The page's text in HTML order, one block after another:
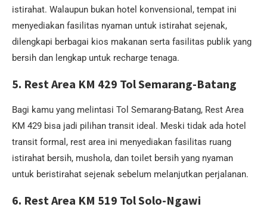
istirahat. Walaupun bukan hotel konvensional, tempat ini
menyediakan fasilitas nyaman untuk istirahat sejenak,
dilengkapi berbagai kios makanan serta fasilitas publik yang
bersih dan lengkap untuk recharge tenaga.
5. Rest Area KM 429 Tol Semarang-Batang
Bagi kamu yang melintasi Tol Semarang-Batang, Rest Area
KM 429 bisa jadi pilihan transit ideal. Meski tidak ada hotel
transit formal, rest area ini menyediakan fasilitas ruang
istirahat bersih, mushola, dan toilet bersih yang nyaman
untuk beristirahat sejenak sebelum melanjutkan perjalanan.
6. Rest Area KM 519 Tol Solo-Ngawi